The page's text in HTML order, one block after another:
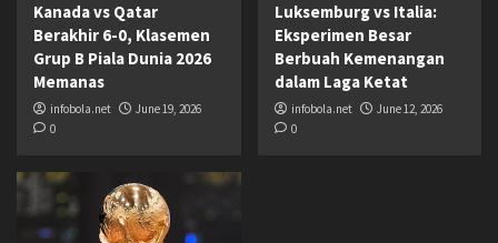
Kanada vs Qatar
Berakhir 6-0, Klasemen
Grup B Piala Dunia 2026
Memanas
infobola.net
June 19, 2026
0
Luksemburg vs Italia:
Eksperimen Besar
Berbuah Kemenangan
dalam Laga Ketat
infobola.net
June 12, 2026
0